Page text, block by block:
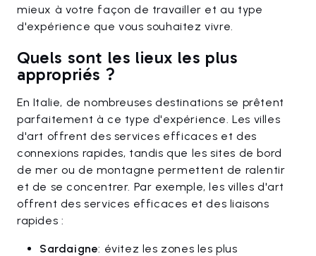
mieux à votre façon de travailler et au type
d'expérience que vous souhaitez vivre.
Quels sont les lieux les plus
appropriés ?
En Italie, de nombreuses destinations se prêtent
parfaitement à ce type d'expérience. Les villes
d'art offrent des services efficaces et des
connexions rapides, tandis que les sites de bord
de mer ou de montagne permettent de ralentir
et de se concentrer. Par exemple, les villes d'art
offrent des services efficaces et des liaisons
rapides :
Sardaigne: évitez les zones les plus